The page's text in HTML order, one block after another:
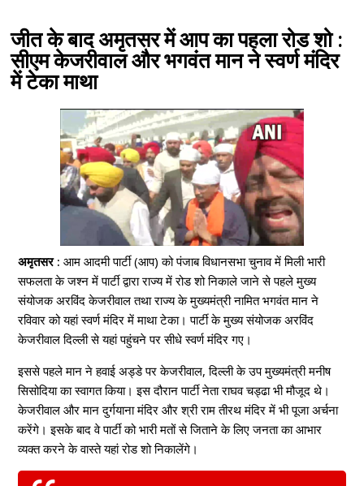
जीत के बाद अमृतसर में आप का पहला रोड शो :
सीएम केजरीवाल और भगवंत मान ने स्वर्ण मंदिर
में टेका माथा
अमृतसर : आम आदमी पार्टी (आप) को पंजाब विधानसभा चुनाव में मिली भारी
सफलता के जश्न में पार्टी द्वारा राज्य में रोड शो निकाले जाने से पहले मुख्य
संयोजक अरविंद केजरीवाल तथा राज्य के मुख्यमंत्री नामित भगवंत मान ने
रविवार को यहां स्वर्ण मंदिर में माथा टेका। पार्टी के मुख्य संयोजक अरविंद
केजरीवाल दिल्ली से यहां पहुंचने पर सीधे स्वर्ण मंदिर गए।
इससे पहले मान ने हवाई अड्डे पर केजरीवाल, दिल्ली के उप मुख्यमंत्री मनीष
सिसोदिया का स्वागत किया। इस दौरान पार्टी नेता राघव चड्ढा भी मौजूद थे।
केजरीवाल और मान दुर्गयाना मंदिर और श्री राम तीरथ मंदिर में भी पूजा अर्चना
करेंगे। इसके बाद वे पार्टी को भारी मतों से जिताने के लिए जनता का आभार
व्यक्त करने के वास्ते यहां रोड शो निकालेंगे।